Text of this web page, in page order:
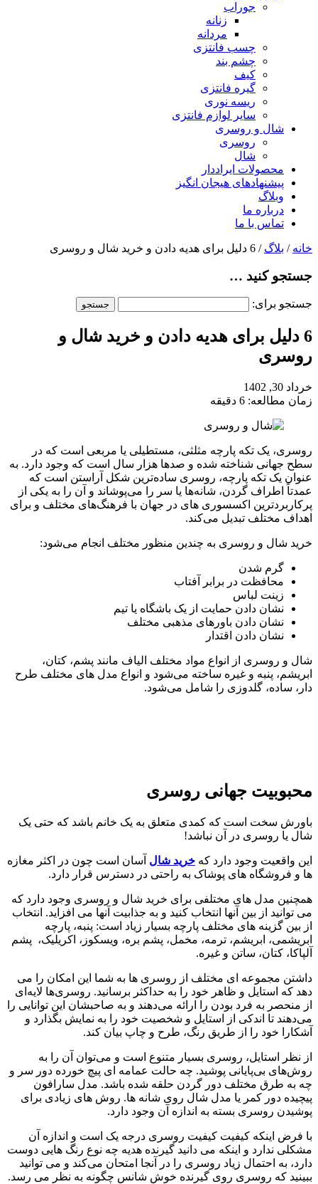
جوراب
زنانه
مردانه
چسب فانتزی
چشم بند
کیف
گیره فانتزی
ریسه نوری
سایر لوازم فانتزی
شال و روسری
روسری
شال
محصولات ایراددار
پیشنهادهای هیجان انگیز
وبلاگ
درباره ما
تماس با ما
خانه / بلاگ / 6 دلیل برای هدیه دادن و خرید شال و روسری
جستجو کنید …
جستجو برای:
6 دلیل برای هدیه دادن و خرید شال و
روسری
خرداد 30, 1402
زمان مطالعه: 6 دقیقه
روسری، یک تکه پارچه مثلثی، مستطیلی یا مربعی است که در
سطح جهانی شناخته شده و صدها هزار سال است که وجود دارد. به
عنوان یک تکه پارچه، روسری ساده‌ترین شکل آراستن است که
عمدتاً اطراف گردن، شانه‌ها یا سر را می‌پوشاند و آن را به یکی از
پرکاربردترین اکسسوری های در جهان با فرهنگ‌های مختلف و برای
اهداف مختلف تبدیل می‌کند.
خرید شال و روسری به چندین منظور مختلف انجام می‌شود:
گرم شدن
محافظت در برابر آفتاب
زینت لباس
نشان دادن حمایت از یک باشگاه یا تیم
نشان دادن باورهای مذهبی مختلف
نشان دادن اقتدار
شال و روسری از انواع مواد مختلف الیاف مانند پشم، کتان،
ابریشم، پنبه و غیره ساخته می‌شود و انواع مدل های مختلف طرح
دار، ساده، گلدوزی را شامل می‌شود.
محبوبیت جهانی روسری
باورش سخت است که کمدی متعلق به یک خانم باشد که حتی یک
شال یا روسری در آن نباشد!
این واقعیت وجود دارد که خرید شال آسان است چون در اکثر مغازه
ها و فروشگاه های پوشاک به راحتی در دسترس قرار دارد.
همچنین مدل های مختلفی برای خرید شال و روسری وجود دارد که
می توانید از بین آنها انتخاب کنید و به جذابیت آنها می افزاید. انتخاب
از بین گزینه های مختلف پارچه بسیار زیاد است: پنبه، پارچه
ابریشمی، ابریشم، ترمه، مخمل، پشم بره، ویسکوز، اکریلیک، پشم
آلپاکا، کتان، ساتن و غیره.
داشتن مجموعه ای مختلف از روسری ها به شما این امکان را می
دهد که استایل و ظاهر خود را به حداکثر برسانید. روسری‌ها لایه‌ای
از منحصر به فرد بودن را ارائه می‌دهند و به صاحبشان این توانایی را
می‌دهند تا اندکی از استایل و شخصیت خود را به نمایش بگذارد و
آشکارا خود را از طریق رنگ، طرح و چاپ بیان کند.
از نظر استایل، روسری بسیار متنوع است و می‌توان آن را به
روش‌های بی‌پایانی پوشید. چه حالت عمامه ای پیچ خورده دور سر و
چه به طرق مختلف دور گردن حلقه شده باشد. مدل سارافون
پیچیده دور کمر یا مدل شال روی شانه ها. روش های زیادی برای
پوشیدن روسری بسته به اندازه آن وجود دارد.
با فرض اینکه کیفیت کیفیت روسری درجه یک است و اندازه آن
مشکلی ندارد و اینکه می دانید گیرنده هدیه چه نوع رنگ هایی دوست
دارد، به احتمال زیاد روسری را در آنجا امتحان می‌کند و می توانید
ببینید که روسری روی گیرنده خوش شانس چگونه به نظر می رسد.